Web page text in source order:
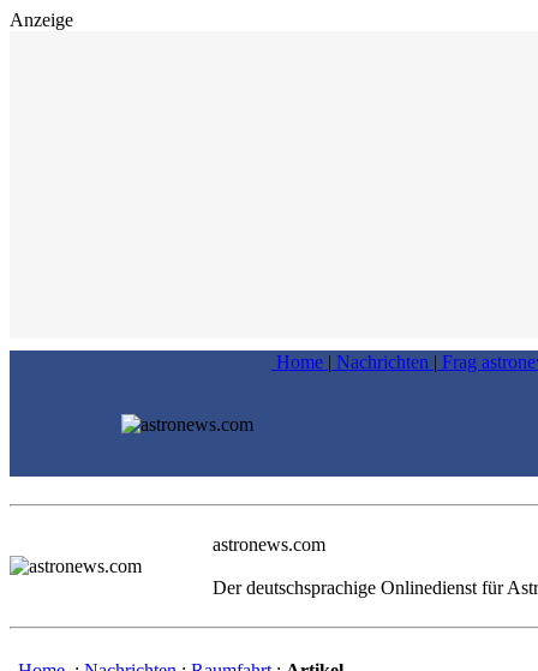
Anzeige
Home | Nachrichten | Frag
astronews.com
Der deutschsprachige Onlinedienst für